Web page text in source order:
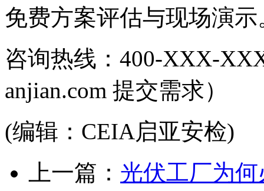
免费方案评估与现场演示
咨询热线：400-XXX-
anjian.com 提交需求）
(编辑：CEIA启亚安检)
上一篇： 光伏工厂为